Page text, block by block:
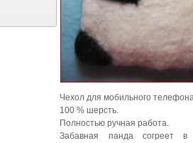
Чехол для мобильного
100 % шерсть.
Полностью ручная работа.
Забавная панда согреет